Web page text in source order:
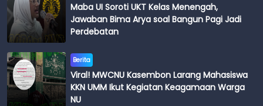
Maba UI Soroti UKT Kelas Menengah,
Jawaban Bima Arya soal Bangun Pagi Jadi
Perdebatan
Berita
Viral! MWCNU Kasembon Larang Mahasiswa
KKN UMM Ikut Kegiatan Keagamaan Warga
NU